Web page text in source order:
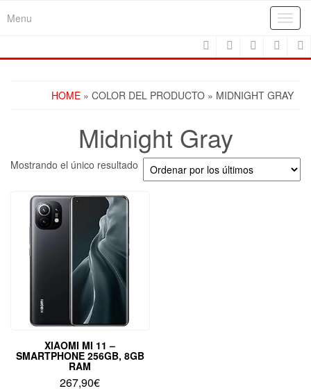
Menu
HOME » COLOR DEL PRODUCTO » MIDNIGHT GRAY
Midnight Gray
Mostrando el único resultado
XIAOMI MI 11 –
SMARTPHONE 256GB, 8GB
RAM
267,90€